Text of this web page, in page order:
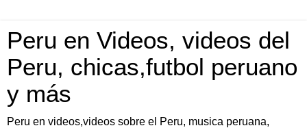
Peru en Videos, videos del
Peru, chicas,futbol peruano
y más
Peru en videos,videos sobre el Peru, musica peruana,